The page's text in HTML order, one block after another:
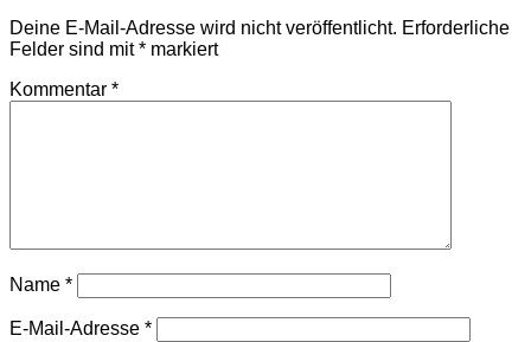
Deine E-Mail-Adresse wird nicht veröffentlicht. Erforderliche
Felder sind mit* markiert
Kommentar *
Name *
E-Mail-Adresse *